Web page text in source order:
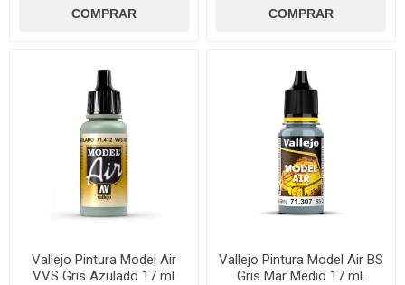
Vallejo Pintura Model Air
VVS Gris Azulado 17 ml
Vallejo Pintura Model Air BS
Gris Mar Medio 17 ml.